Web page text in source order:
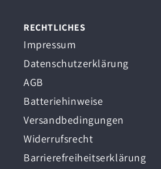
RECHTLICHES
Impressum
Datenschutzerklärung
AGB
Batteriehinweise
Versandbedingungen
Widerrufsrecht
Barrierefreiheitserklärung